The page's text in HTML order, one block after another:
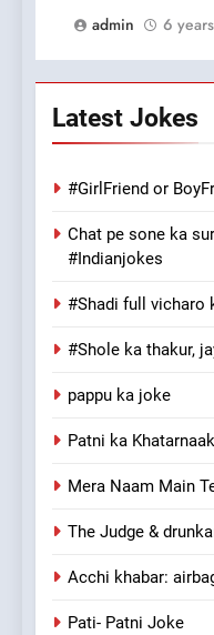
admin
6
Latest Jokes
#GirlFriend or
Chat pe sone ka
#Indianjokes
#Shadi full vicharo
#Shole ka thakur,
pappu ka joke
Patni ka
Mera Naam Main
The Judge &
Acchi khabar:
Pati- Patni Joke